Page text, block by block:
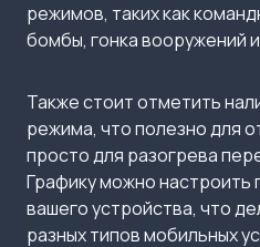
режимов, таких как
бомбы, гонка вооружений
Также стоит отметить
режима, что полезно для
просто для разогрева
Графику можно настроить
вашего устройства, что
разных типов мобильных